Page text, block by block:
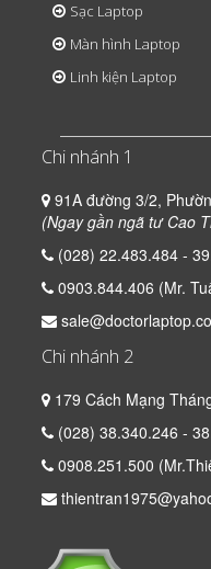
Sạc Laptop
Màn hình Laptop
Linh kiện Laptop
Chi nhánh 1
91A đường 3/2,
(Ngay gần ngã tư Cao
(028) 22.483.484 -
0903.844.406 (Mr.
Chi nhánh 2
179 Cách Mạng
(028) 38.340.246 -
0908.251.500